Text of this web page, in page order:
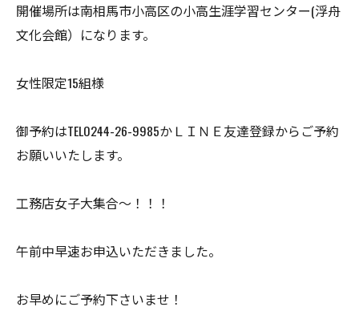
開催場所は南相馬市小高区の小高生涯学習センター(浮舟
文化会館）になります。
女性限定15組様
御予約はTEL0244-26-9985かＬＩＮＥ友達登録からご予約
お願いいたします。
工務店女子大集合～！！！
午前中早速お申込いただきました。
お早めにご予約下さいませ！